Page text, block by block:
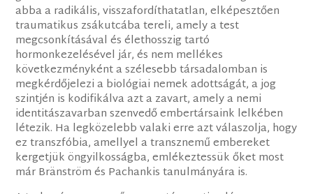
abba a radikális, visszafordíthatatlan, elképesztően
traumatikus zsákutcába tereli, amely a test
megcsonkításával és élethosszig tartó
hormonkezelésével jár, és nem mellékes
következményként a szélesebb társadalomban is
megkérdőjelezi a biológiai nemek adottságát, a jog
szintjén is kodifikálva azt a zavart, amely a nemi
identitászavarban szenvedő embertársaink lelkében
létezik. Ha legközelebb valaki erre azt válaszolja, hogy
ez transzfóbia, amellyel a transznemű embereket
kergetjük öngyilkosságba, emlékeztessük őket most
már Bränström és Pachankis tanulmányára is.